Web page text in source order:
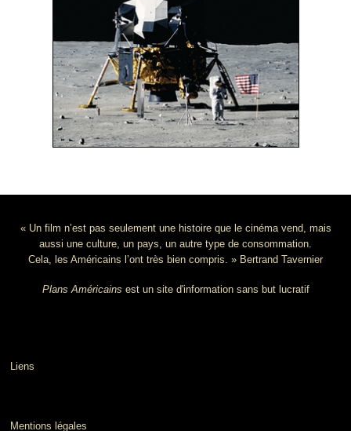
« Un film n’est pas seulement une histoire que le cinéma vend, mais
aussi une culture, un pays, un autre type de consommation.
Cela, les Américains l’ont très bien compris. » Bertrand Tavernier
Plans Américains est un site d'information sans but lucratif
Liens
Mentions légales